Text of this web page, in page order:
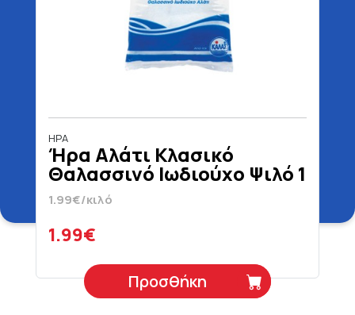
ΗΡΑ
Ήρα Αλάτι Κλασικό
Θαλασσινό Ιωδιούχο Ψιλό 1
kg
1.99€/κιλό
1.99€
Προσθήκη